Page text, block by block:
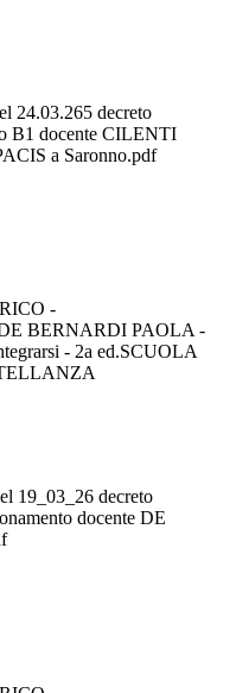
24.03.265 decreto
B1 docente CILENTI
a Saronno.pdf
-
BERNARDI PAOLA -
- 2a ed.SCUOLA
19_03_26 decreto
docente DE